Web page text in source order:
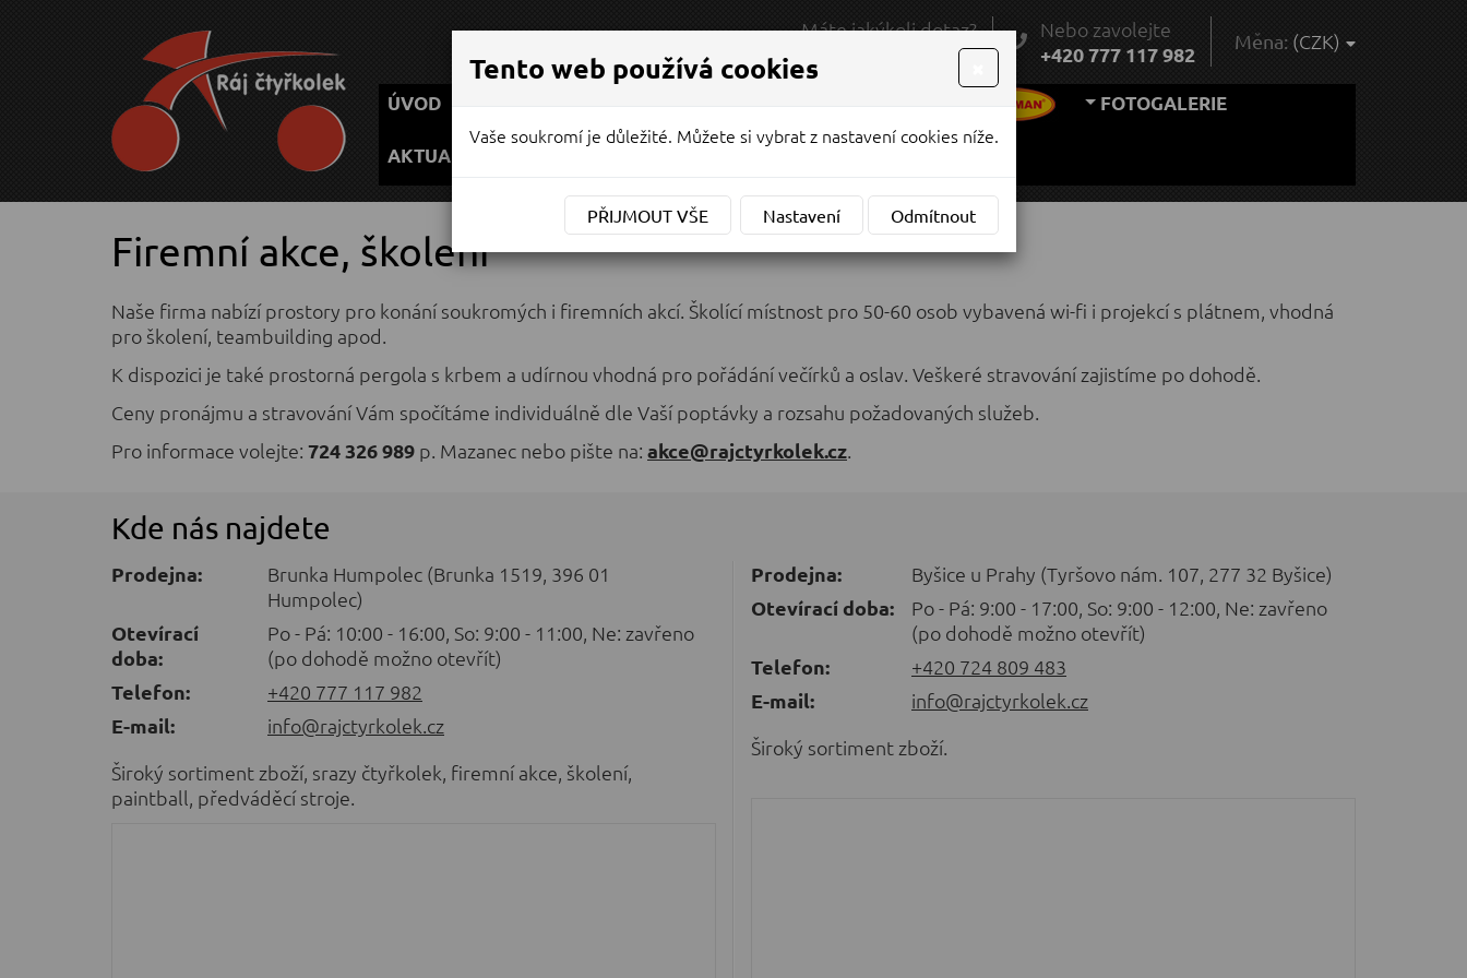
Máte jakýkoli dotaz?
Nebo zavolejte
+420 777 117 982
Měna: (CZK)
ÚVOD FOTOGALERIE
AKTUALITY
Firemní akce, školení
Naše firma nabízí prostory pro konání soukromých i firemních akcí. Školící místnost pro 50-60 osob vybavená wi-fi i projekcí s plátnem, vhodná
pro školení, teambuilding apod.
K dispozici je také prostorná pergola s krbem a udírnou vhodná pro pořádání večírků a oslav. Veškeré stravování zajistíme po dohodě.
Ceny pronájmu a stravování Vám spočítáme individuálně dle Vaší poptávky a rozsahu požadovaných služeb.
Pro informace volejte: 724 326 989 p. Mazanec nebo pište na: akce@rajctyrkolek.cz.
Kde nás najdete
Prodejna:
Brunka Humpolec (Brunka 1519, 396 01
Humpolec)
Otevírací
doba:
Po - Pá: 10:00 - 16:00, So: 9:00 - 11:00, Ne: zavřeno
(po dohodě možno otevřít)
Telefon:
+420 777 117 982
E-mail:
info@rajctyrkolek.cz
Široký sortiment zboží, srazy čtyřkolek, firemní akce, školení,
paintball, předváděcí stroje.
Prodejna:
Byšice u Prahy (Tyršovo nám. 107, 277 32 Byšice)
Otevírací doba:
Po - Pá: 9:00 - 17:00, So: 9:00 - 12:00, Ne: zavřeno
(po dohodě možno otevřít)
Telefon:
+420 724 809 483
E-mail:
info@rajctyrkolek.cz
Široký sortiment zboží.
Tento web používá cookies
Vaše soukromí je důležité. Můžete si vybrat z nastavení cookies níže.
PŘIJMOUT VŠE Nastavení Odmítnout